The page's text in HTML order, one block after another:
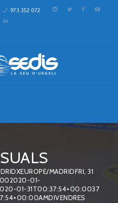
973 352 072
MADRIDFRI, 31
01-
01-31T00:37:54+00:0037